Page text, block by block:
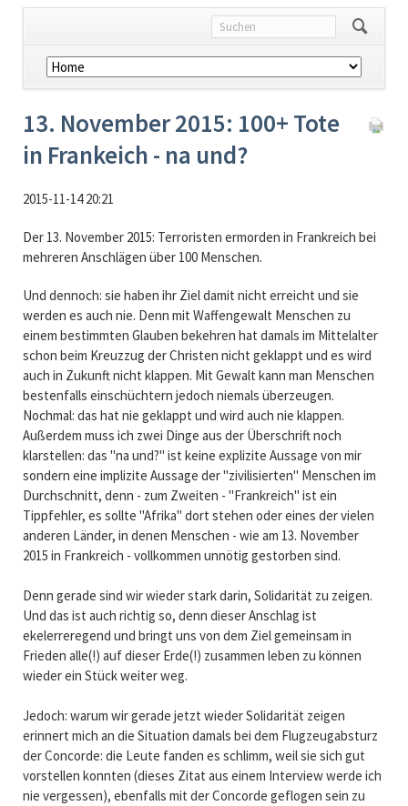
Navigation
überspringen
13. November 2015: 100+ Tote
in Frankeich - na und?
2015-11-14 20:21
Der 13. November 2015: Terroristen ermorden in Frankreich bei
mehreren Anschlägen über 100 Menschen.
Und dennoch: sie haben ihr Ziel damit nicht erreicht und sie
werden es auch nie. Denn mit Waffengewalt Menschen zu
einem bestimmten Glauben bekehren hat damals im Mittelalter
schon beim Kreuzzug der Christen nicht geklappt und es wird
auch in Zukunft nicht klappen. Mit Gewalt kann man Menschen
bestenfalls einschüchtern jedoch niemals überzeugen.
Nochmal: das hat nie geklappt und wird auch nie klappen.
Außerdem muss ich zwei Dinge aus der Überschrift noch
klarstellen: das "na und?" ist keine explizite Aussage von mir
sondern eine implizite Aussage der "zivilisierten" Menschen im
Durchschnitt, denn - zum Zweiten - "Frankreich" ist ein
Tippfehler, es sollte "Afrika" dort stehen oder eines der vielen
anderen Länder, in denen Menschen - wie am 13. November
2015 in Frankreich - vollkommen unnötig gestorben sind.
Denn gerade sind wir wieder stark darin, Solidarität zu zeigen.
Und das ist auch richtig so, denn dieser Anschlag ist
ekelerreregend und bringt uns von dem Ziel gemeinsam in
Frieden alle(!) auf dieser Erde(!) zusammen leben zu können
wieder ein Stück weiter weg.
Jedoch: warum wir gerade jetzt wieder Solidarität zeigen
erinnert mich an die Situation damals bei dem Flugzeugabsturz
der Concorde: die Leute fanden es schlimm, weil sie sich gut
vorstellen konnten (dieses Zitat aus einem Interview werde ich
nie vergessen), ebenfalls mit der Concorde geflogen sein zu